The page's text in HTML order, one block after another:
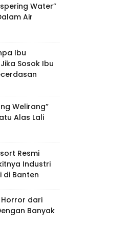
Water”
Air
Ibu
Sosok Ibu
Welirang”
Alas Lali
Resmi
Industri
di Banten
Horror dari
Banyak